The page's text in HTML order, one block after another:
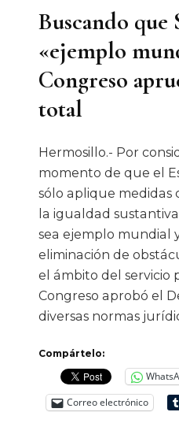
Buscando que
«ejemplo
Congreso
total
Hermosillo.- Por
momento de que el
sólo aplique medidas
la igualdad
sea ejemplo mundial
eliminación de
el ámbito del servicio
Congreso aprobó el
diversas normas
Compártelo:
Correo electrónico